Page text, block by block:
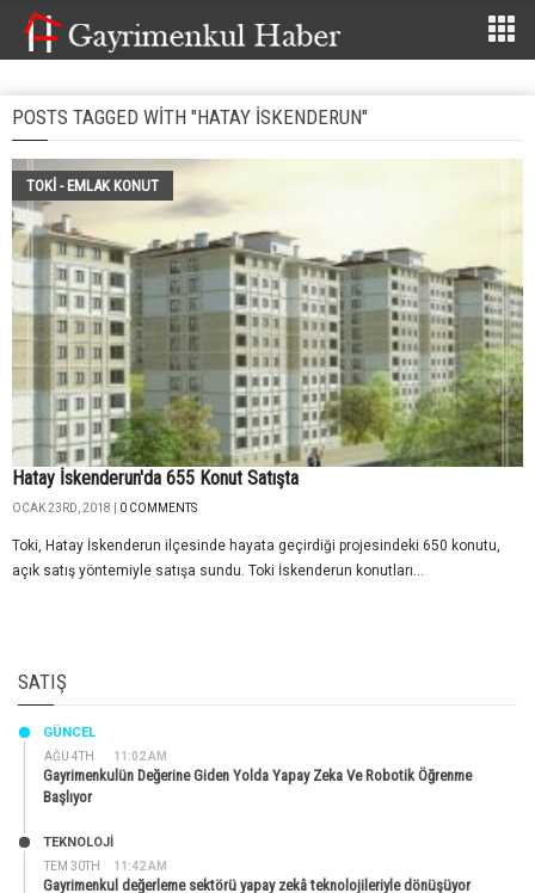
POSTS TAGGED WITH "HATAY ISKENDERUN"
TOKİ - EMLAK KONUT
Hatay İskenderun'da 655 Konut Satışta
OCAK 23RD, 2018 | 0 COMMENTS
Toki, Hatay İskenderun ilçesinde hayata geçirdiği projesindeki 650 konutu,
açık satış yöntemiyle satışa sundu. Toki İskenderun konutları...
SATIŞ
AĞU 4TH 11:02 AM
GÜNCEL
Gayrimenkulün Değerine Giden Yolda Yapay Zeka Ve Robotik Öğrenme
Başlıyor
TEM 30TH 11:42 AM
TEKNOLOJİ
Gayrimenkul değerleme sektörü yapay zekâ teknolojileriyle dönüşüyor